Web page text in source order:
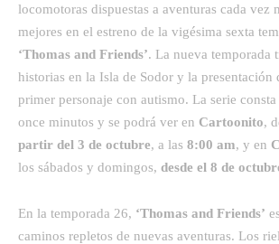
locomotoras dispuestas a aventuras cada vez
mejores en el estreno de la vigésima sexta
‘Thomas and Friends’. La nueva temporada
historias en la Isla de Sodor y la presentación
primer personaje con autismo. La serie
once minutos y se podrá ver en Cartoonito,
partir del 3 de octubre, a las 8:00 am, y en
los sábados y domingos, desde el 8 de
En la temporada 26, ‘Thomas and Friends’
caminos repletos de nuevas aventuras. Los